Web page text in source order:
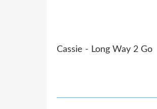
Cassie - Long Way 2 Go